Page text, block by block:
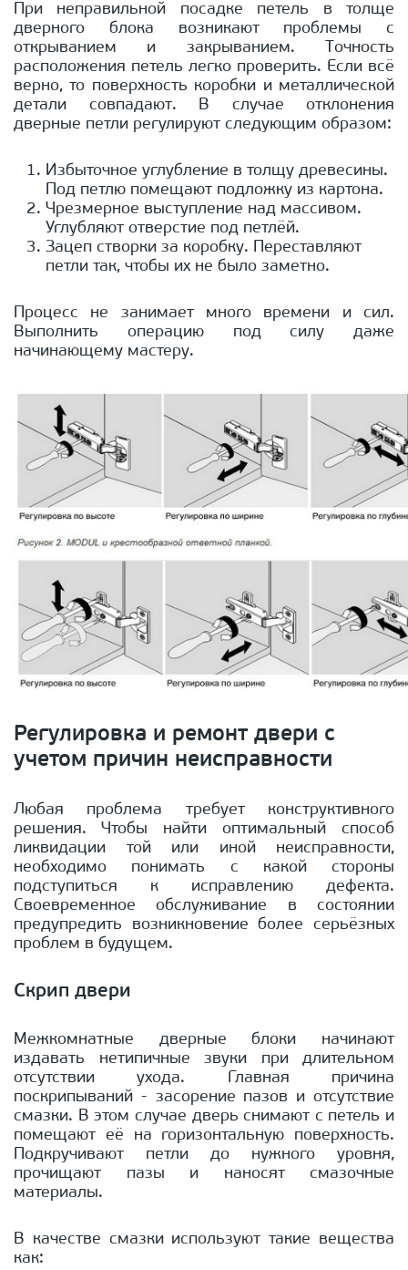
При неправильной посадке петель в толще
дверного блока возникают проблемы с
открыванием и закрыванием. Точность
расположения петель легко проверить. Если всё
верно, то поверхность коробки и металлической
детали совпадают. В случае отклонения
дверные петли регулируют следующим образом:
Избыточное углубление в толщу древесины.
Под петлю помещают подложку из картона.
Чрезмерное выступление над массивом.
Углубляют отверстие под петлёй.
Зацеп створки за коробку. Переставляют
петли так, чтобы их не было заметно.
Процесс не занимает много времени и сил.
Выполнить операцию под силу даже
начинающему мастеру.
Регулировка и ремонт двери с
учетом причин неисправности
Любая проблема требует конструктивного
решения. Чтобы найти оптимальный способ
ликвидации той или иной неисправности,
необходимо понимать с какой стороны
подступиться к исправлению дефекта.
Своевременное обслуживание в состоянии
предупредить возникновение более серьёзных
проблем в будущем.
Скрип двери
Межкомнатные дверные блоки начинают
издавать нетипичные звуки при длительном
отсутствии ухода. Главная причина
поскрипываний - засорение пазов и отсутствие
смазки. В этом случае дверь снимают с петель и
помещают её на горизонтальную поверхность.
Подкручивают петли до нужного уровня,
прочищают пазы и наносят смазочные
материалы.
В качестве смазки используют такие вещества
как: